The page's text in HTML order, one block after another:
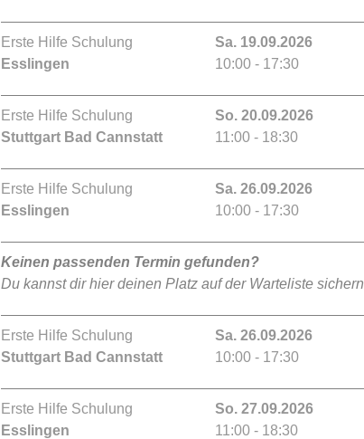
Erste Hilfe Schulung
Esslingen
Sa. 19.09.2026
10:00 - 17:30
Erste Hilfe Schulung
Stuttgart Bad Cannstatt
So. 20.09.2026
11:00 - 18:30
Erste Hilfe Schulung
Esslingen
Sa. 26.09.2026
10:00 - 17:30
Keinen passenden Termin gefunden?
Du kannst dir hier deinen Platz auf der Warteliste sichern
Erste Hilfe Schulung
Stuttgart Bad Cannstatt
Sa. 26.09.2026
10:00 - 17:30
Erste Hilfe Schulung
Esslingen
So. 27.09.2026
11:00 - 18:30